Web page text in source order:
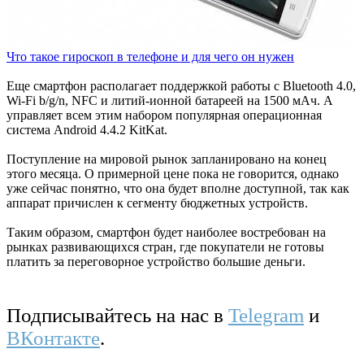
Что такое гироскоп в телефоне и для чего он нужен
Еще смартфон располагает поддержкой работы с Bluetooth 4.0,
Wi-Fi b/g/n, NFC и литий-ионной батареей на 1500 мАч. А
управляет всем этим набором популярная операционная
система Android 4.4.2 KitKat.
Поступление на мировой рынок запланировано на конец
этого месяца. О примерной цене пока не говорится, однако
уже сейчас понятно, что она будет вполне доступной, так как
аппарат причислен к сегменту бюджетных устройств.
Таким образом, смартфон будет наиболее востребован на
рынках развивающихся стран, где покупатели не готовы
платить за переговорное устройство большие деньги.
Подписывайтесь на нас в Telegram и
ВКонтакте.